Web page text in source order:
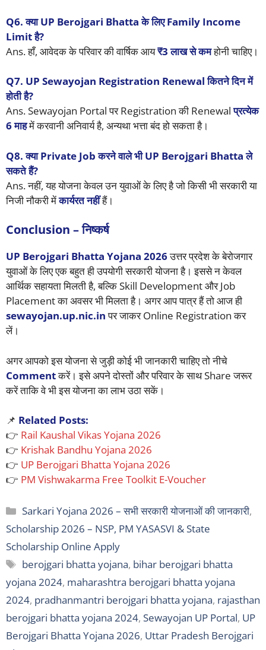
Q6. क्या UP Berojgari Bhatta के लिए Family Income
Limit है?
Ans. हाँ, आवेदक के परिवार की वार्षिक आय₹3 लाख से कमहोनी चाहिए।
Q7. UP Sewayojan Registration Renewal कितने दिन में
होती है?
Ans. Sewayojan Portal पर Registration की Renewalप्रत्येक
6 माहमें करवानी अनिवार्य है, अन्यथा भत्ता बंद हो सकता है।
Q8. क्या Private Job करने वाले भी UP Berojgari Bhatta ले
सकते हैं?
Ans. नहीं, यह योजना केवल उन युवाओं के लिए है जो किसी भी सरकारी या
निजी नौकरी मेंकार्यरत नहींहैं।
Conclusion – निष्कर्ष
UP Berojgari Bhatta Yojana 2026उत्तर प्रदेश के बेरोजगार
युवाओं के लिए एक बहुत ही उपयोगी सरकारी योजना है। इससे न केवल
आर्थिक सहायता मिलती है, बल्कि Skill Development और Job
Placement का अवसर भी मिलता है। अगर आप पात्र हैं तो आज ही
sewayojan.up.nic.inपर जाकर Online Registration कर
लें।
अगर आपको इस योजना से जुड़ी कोई भी जानकारी चाहिए तो नीचे
Commentकरें। इसे अपने दोस्तों और परिवार के साथ Share जरूर
करें ताकि वे भी इस योजना का लाभ उठा सकें।
📌 Related Posts:
👉 Rail Kaushal Vikas Yojana 2026
👉 Krishak Bandhu Yojana 2026
👉 UP Berojgari Bhatta Yojana 2026
👉 PM Vishwakarma Free Toolkit E-Voucher
Categories
Sarkari Yojana 2026 – सभी सरकारी योजनाओं की जानकारी,
Scholarship 2026 – NSP, PM YASASVI & State
Scholarship Online Apply
Tags
berojgari bhatta yojana, bihar berojgari bhatta
yojana 2024, maharashtra berojgari bhatta yojana
2024, pradhanmantri berojgari bhatta yojana, rajasthan
berojgari bhatta yojana 2024, Sewayojan UP Portal, UP
Berojgari Bhatta Yojana 2026, Uttar Pradesh Berojgari